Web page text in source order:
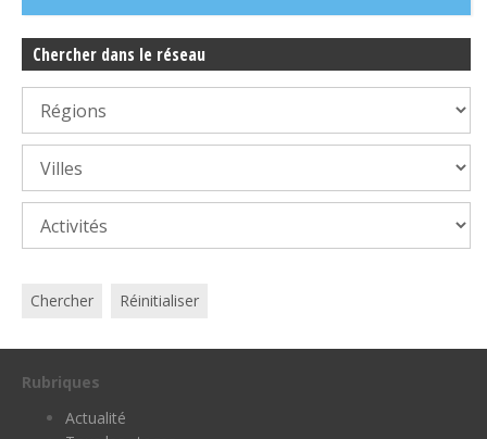
Chercher dans le réseau
Chercher Réinitialiser
Rubriques
Actualité